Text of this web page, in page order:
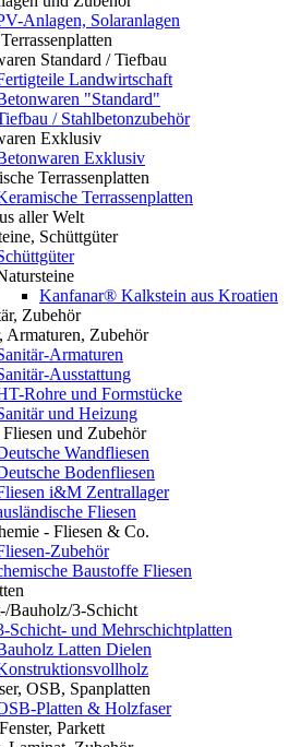
Anlagen, Solaranlagen
Standard / Tiefbau
Landwirtschaft
"Standard"
/ Stahlbetonzubehör
Exklusiv
Exklusiv
Terrassenplatten
Terrassenplatten
aller Welt
Schüttgüter
Kanfanar® Kalkstein aus Kroatien
Zubehör
Armaturen, Zubehör
Armaturen
Ausstattung
Rohre und Formstücke
und Heizung
und Zubehör
Wandfliesen
Bodenfliesen
i&M Zentrallager
Fliesen
- Fliesen & Co.
Zubehör
Baustoffe Fliesen
Bauholz/3-Schicht
Schicht- und Mehrschichtplatten
Latten Dielen
OSB, Spanplatten
Platten & Holzfaser
Parkett